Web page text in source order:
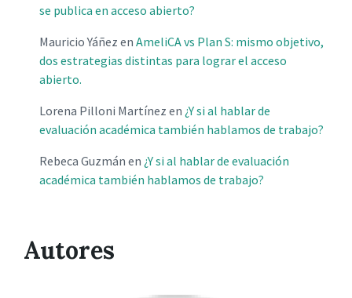
se publica en acceso abierto?
Mauricio Yáñez en AmeliCA vs Plan S: mismo objetivo,
dos estrategias distintas para lograr el acceso
abierto.
Lorena Pilloni Martínez en ¿Y si al hablar de
evaluación académica también hablamos de trabajo?
Rebeca Guzmán en ¿Y si al hablar de evaluación
académica también hablamos de trabajo?
Autores